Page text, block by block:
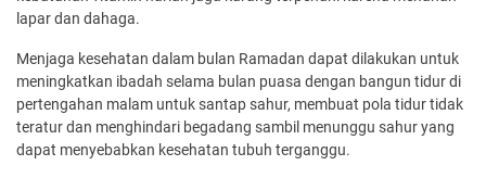
lapar dan dahaga.
Menjaga kesehatan dalam bulan Ramadan dapat dilakukan untuk
meningkatkan ibadah selama bulan puasa dengan bangun tidur di
pertengahan malam untuk santap sahur, membuat pola tidur tidak
teratur dan menghindari begadang sambil menunggu sahur yang
dapat menyebabkan kesehatan tubuh terganggu.